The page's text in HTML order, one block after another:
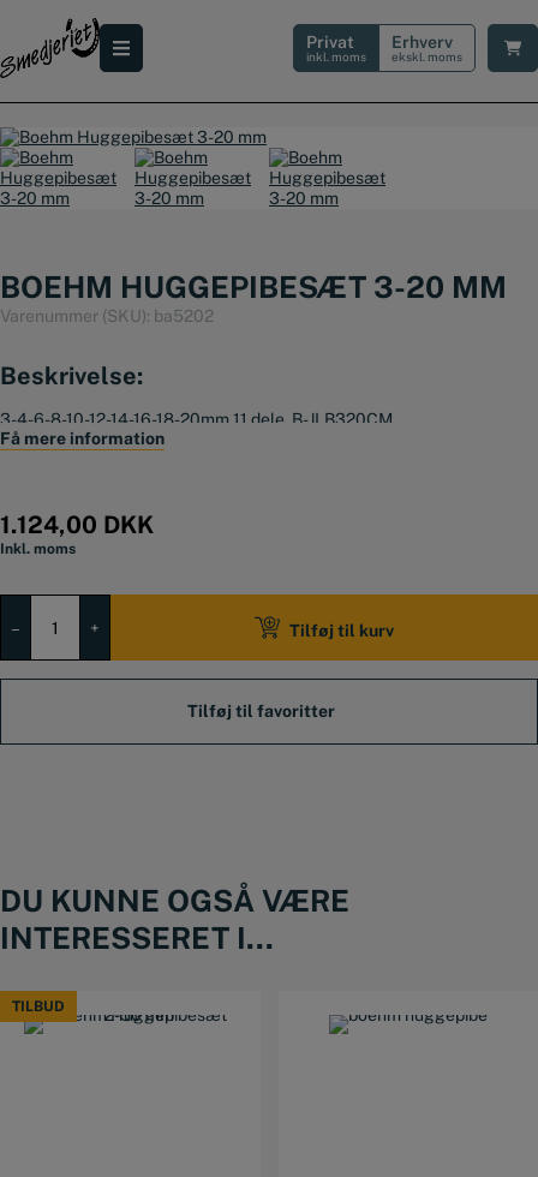
indholdet
Privat
inkl. moms
Erhverv
ekskl. moms
BOEHM HUGGEPIBESÆT 3-20 MM
Varenummer (SKU): ba5202
Beskrivelse:
3-4-6-8-10-12-14-16-18-20mm 11 dele. B-JLB320CM
Få mere information
1.124,00 DKK
Inkl. moms
–
Huggepibesæt
20
mm
+ Tilføj til kurv
DU KUNNE OGSÅ VÆRE
INTERESSERET I...
TILBUD
TILBUD